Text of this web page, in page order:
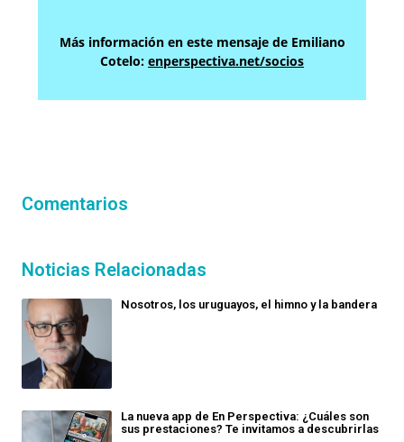
Más información en este mensaje de Emiliano
Cotelo: enperspectiva.net/socios
Comentarios
Noticias Relacionadas
Nosotros, los uruguayos, el himno y la bandera
La nueva app de En Perspectiva: ¿Cuáles son
sus prestaciones? Te invitamos a descubrirlas